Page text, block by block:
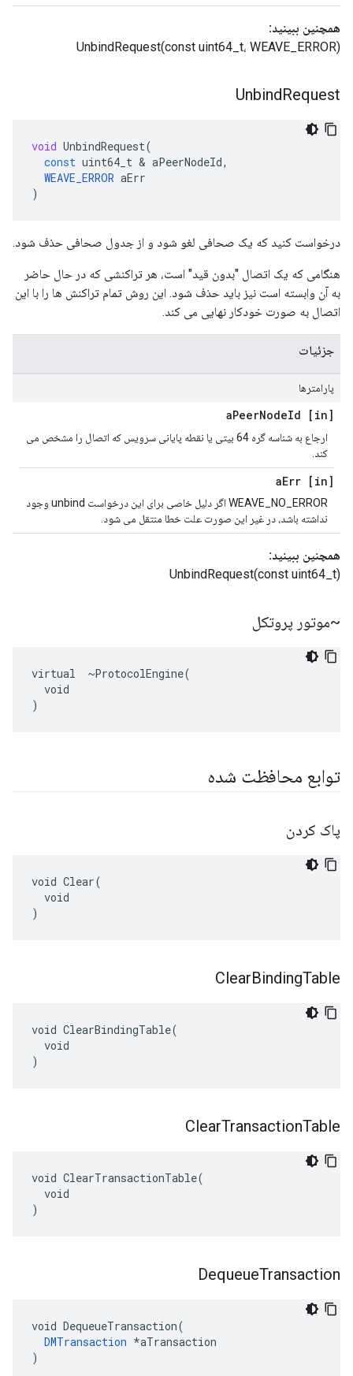
همچنین ببینید:
UnbindRequest(const uint64_t، WEAVE_ERROR)
UnbindRequest
void UnbindRequest(
const uint64_t & aPeerNodeId,
WEAVE_ERROR aErr
)
درخواست کنید که یک صحافی لغو شود و از جدول صحافی حذف شود.
هنگامی که یک اتصال "بدون قید" است، هر تراکنشی که در حال حاضر
به آن وابسته است نیز باید حذف شود. این روش تمام تراکنش ها را با این
اتصال به صورت خودکار نهایی می کند.
جزئیات
پارامترها
[in] a
PeerNodeId
ارجاع به شناسه گره 64 بیتی یا نقطه پایانی سرویس که اتصال را مشخص می
کند.
[in] a
Err
WEAVE_NO_ERROR اگر دلیل خاصی برای این درخواست unbind وجود
نداشته باشد، در غیر این صورت علت خطا منتقل می شود.
همچنین ببینید:
UnbindRequest(const uint64_t)
~موتور پروتکل
virtual  ~ProtocolEngine(
  void
)
توابع محافظت شده
پاک کردن
void Clear(
  void
)
ClearBindingTable
void ClearBindingTable(
  void
)
ClearTransactionTable
void ClearTransactionTable(
  void
)
DequeueTransaction
void DequeueTransaction(
DMTransaction *aTransaction
)